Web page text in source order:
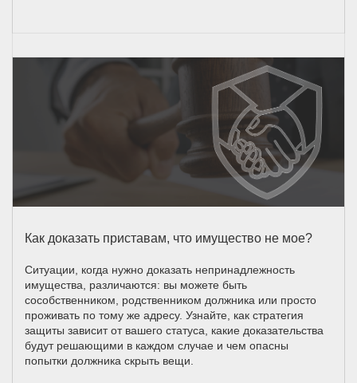
Как доказать приставам, что имущество не мое?
Ситуации, когда нужно доказать непринадлежность
имущества, различаются: вы можете быть
сособственником, родственником должника или просто
проживать по тому же адресу. Узнайте, как стратегия
защиты зависит от вашего статуса, какие доказательства
будут решающими в каждом случае и чем опасны
попытки должника скрыть вещи.